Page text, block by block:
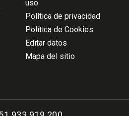
uso
Política de privacidad
Política de Cookies
Editar datos
Mapa del sitio